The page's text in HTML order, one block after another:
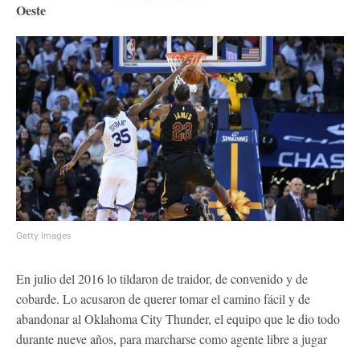
Oeste
Getty Images
En julio del 2016 lo tildaron de traidor, de convenido y de
cobarde. Lo acusaron de querer tomar el camino fácil y de
abandonar al Oklahoma City Thunder, el equipo que le dio todo
durante nueve años, para marcharse como agente libre a jugar